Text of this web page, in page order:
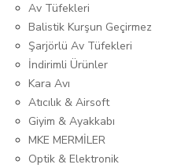
Av Tüfekleri
Balistik Kurşun Geçirmez
Şarjörlü Av Tüfekleri
İndirimli Ürünler
Kara Avı
Atıcılık & Airsoft
Giyim & Ayakkabı
MKE MERMİLER
Optik & Elektronik